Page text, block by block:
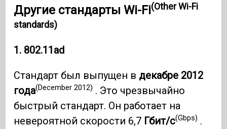
Другие стандарты Wi-Fi(Other Wi-Fi
standards)
1. 802.11ad
Стандарт был выпущен в декабре 2012
года(December 2012) . Это чрезвычайно
быстрый стандарт. Он работает на
невероятной скорости 6,7 Гбит/с(Gbps) .